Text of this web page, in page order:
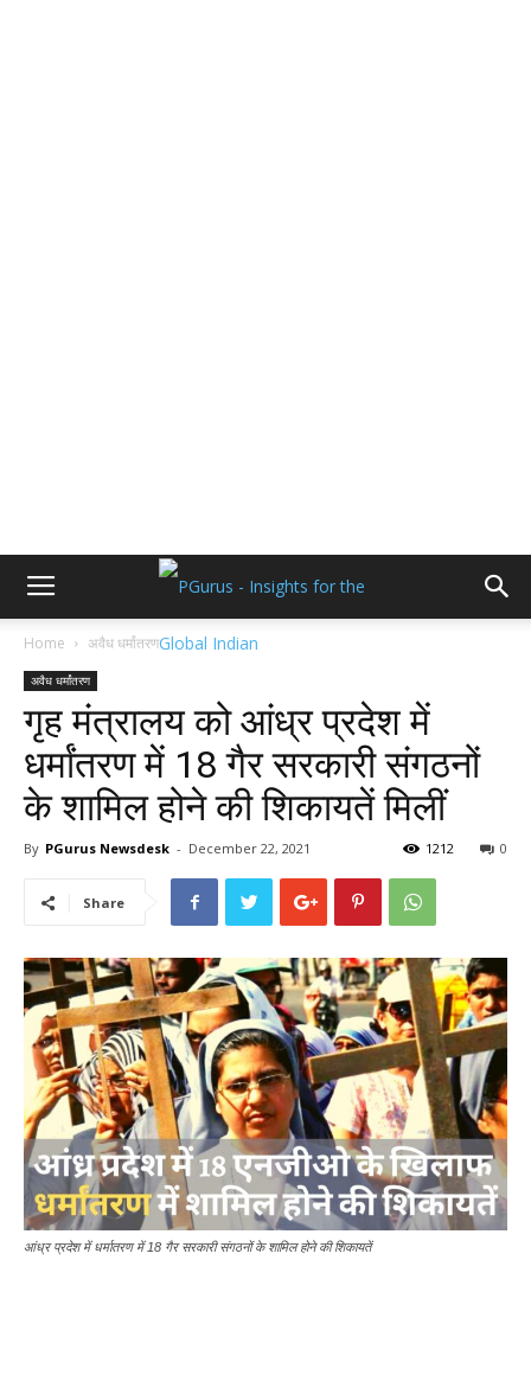
Home अवैध धर्मांतरण
अवैध धर्मांतरण
गृह मंत्रालय को आंध्र प्रदेश में
धर्मांतरण में 18 गैर सरकारी संगठनों
के शामिल होने की शिकायतें मिलीं
By PGurus Newsdesk - December 22, 2021 0
1212
Share
आंध्र प्रदेश में धर्मातरण में 18 गैर सरकारी संगठनों के शामिल होने की शिकायतें